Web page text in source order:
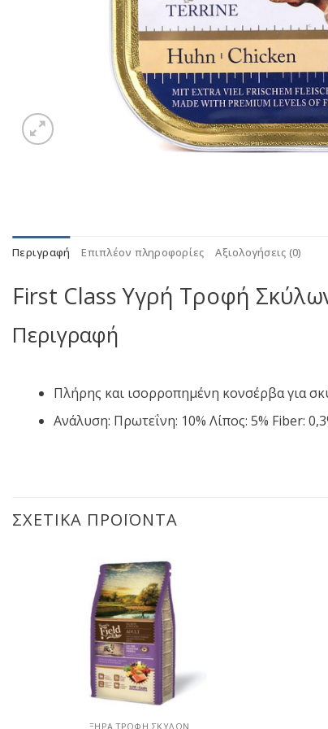
Περιγραφή Επιπλέον πληροφορίες Αξιολογήσεις (0)
First Class Υγρή Τροφή
Περιγραφή
Πλήρης και ισορρoπημένη κονσέρβα για
Aνάλυση: Πρωτεΐνη: 10% Λίπος: 5% Fiber:
ΣΧΕΤΙΚΆ ΠΡΟΪΌΝΤΑ
ΞΗΡΆ ΤΡΟΦΉ ΣΚΎΛΩΝ